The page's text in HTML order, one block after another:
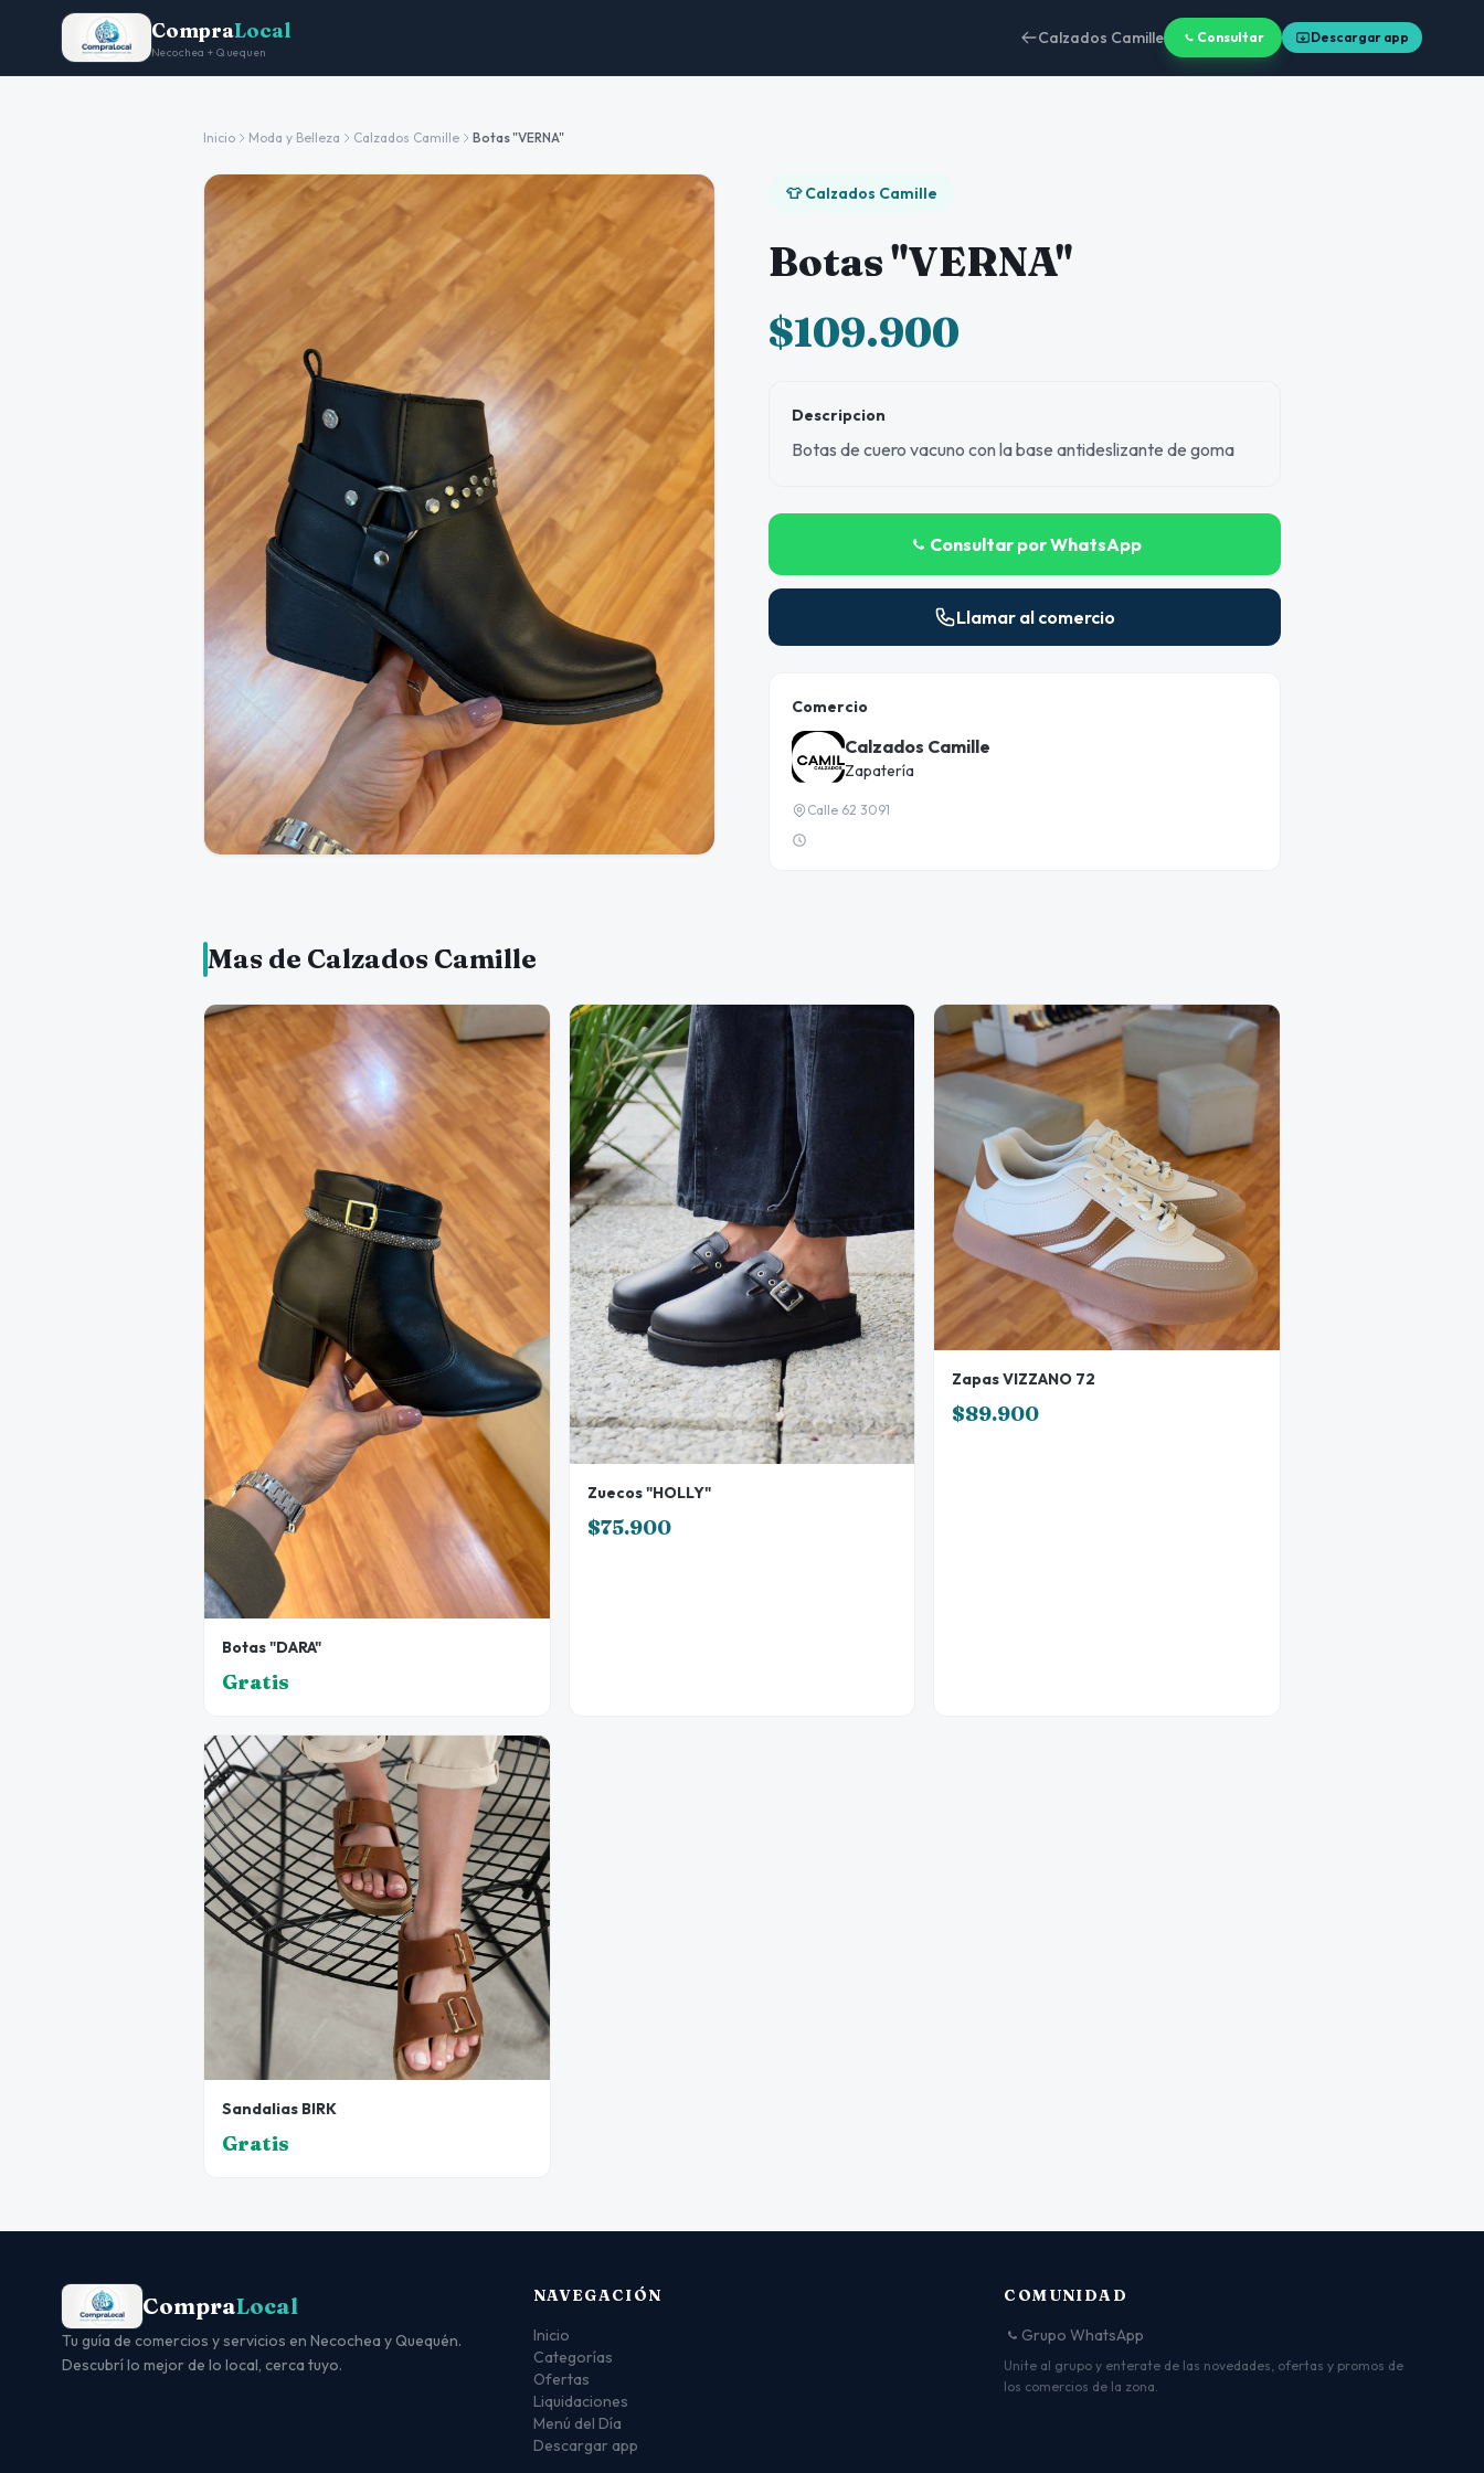
CompraLocal
Necochea + Quequen
Calzados Camille Consultar Descargar app
Inicio Moda y Belleza Calzados Camille Botas "VERNA"
👕 Calzados Camille
Botas "VERNA"
$109.900
Descripcion
Botas de cuero vacuno con la base antideslizante de goma
Consultar por WhatsApp
Llamar al comercio
Comercio
Calzados Camille
Zapatería
Calle 62 3091
Mas de Calzados Camille
Botas "DARA"
Gratis
Zuecos "HOLLY"
$75.900
Zapas VIZZANO 72
$89.900
Sandalias BIRK
Gratis
CompraLocal
Tu guía de comercios y servicios en Necochea y Quequén.
Descubrí lo mejor de lo local, cerca tuyo.
NAVEGACIÓN
Inicio
Categorías
Ofertas
Liquidaciones
Menú del Día
Descargar app
COMUNIDAD
Grupo WhatsApp
Unite al grupo y enterate de las novedades, ofertas y promos de
los comercios de la zona.